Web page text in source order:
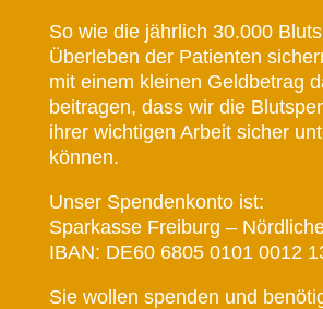
So wie die jährlich 30.000
Überleben der Patienten
mit einem kleinen Geldbetrag
beitragen, dass wir die
ihrer wichtigen Arbeit sicher
können.
Unser Spendenkonto ist:
Sparkasse Freiburg –
IBAN: DE60 6805 0101 0012
Sie wollen spenden und